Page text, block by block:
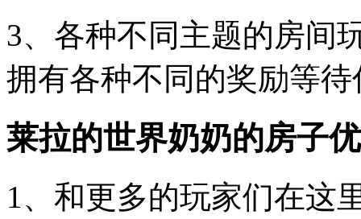
3、各种不同主题的房间
拥有各种不同的奖励等
莱拉的世界奶奶的房子
1、和更多的玩家们在这